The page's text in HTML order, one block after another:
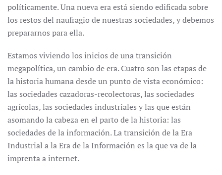
políticamente. Una nueva era está siendo edificada sobre
los restos del naufragio de nuestras sociedades, y debemos
prepararnos para ella.
Estamos viviendo los inicios de una transición
megapolítica, un cambio de era. Cuatro son las etapas de
la historia humana desde un punto de vista económico:
las sociedades cazadoras-recolectoras, las sociedades
agrícolas, las sociedades industriales y las que están
asomando la cabeza en el parto de la historia: las
sociedades de la información. La transición de la Era
Industrial a la Era de la Información es la que va de la
imprenta a internet.